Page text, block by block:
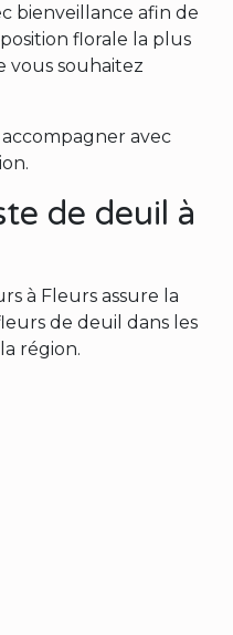
bienveillance afin de
florale la plus
vous souhaitez
avec
de deuil à
à Fleurs assure la
de deuil dans les
région.